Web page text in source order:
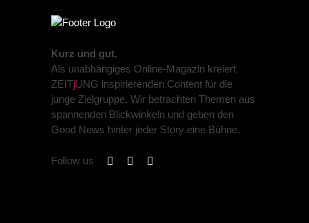
Kurz und gut.
Als unabhängiges Online-Magazin kreiert
ZEITjUNG inspirierenden Content für die
junge Zielgruppe. Wir betrachten Themen aus
spannenden Blickwinkeln und geben den
Good News hinter jeder Story eine Bühne.
Follow us